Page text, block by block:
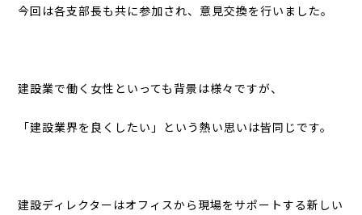
今回は各支部長も共に参加され、意見交換を行いました。
建設業で働く女性といっても背景は様々ですが、
「建設業界を良くしたい」という熱い思いは皆同じです。
建設ディレクターはオフィスから現場をサポートする新しい